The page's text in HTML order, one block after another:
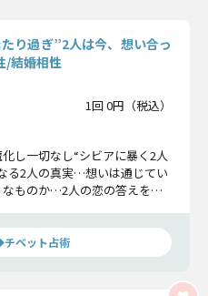
り過ぎ”2人は今、想い合っ
/結婚相性
1回 0円（税込）
し一切なし“シビアに暴く2人
る2人の真実…想いは通じてい
ものか…2人の恋の答えをお
ベット占術